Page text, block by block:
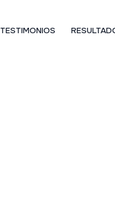
TESTIMONIOS